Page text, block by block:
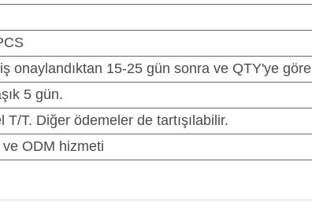
onaylandıktan 15-25 gün sonra ve QTY'ye göre
5 gün.
T/T. Diğer ödemeler de tartışılabilir.
ve ODM hizmeti